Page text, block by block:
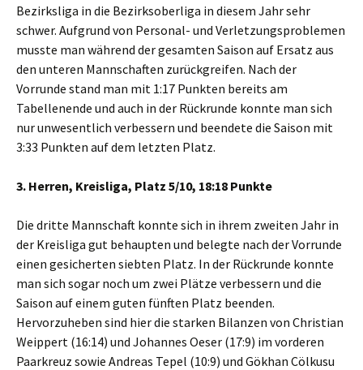
Bezirksliga in die Bezirksoberliga in diesem Jahr sehr
schwer. Aufgrund von Personal- und Verletzungsproblemen
musste man während der gesamten Saison auf Ersatz aus
den unteren Mannschaften zurückgreifen. Nach der
Vorrunde stand man mit 1:17 Punkten bereits am
Tabellenende und auch in der Rückrunde konnte man sich
nur unwesentlich verbessern und beendete die Saison mit
3:33 Punkten auf dem letzten Platz.
3. Herren, Kreisliga, Platz 5/10, 18:18 Punkte
Die dritte Mannschaft konnte sich in ihrem zweiten Jahr in
der Kreisliga gut behaupten und belegte nach der Vorrunde
einen gesicherten siebten Platz. In der Rückrunde konnte
man sich sogar noch um zwei Plätze verbessern und die
Saison auf einem guten fünften Platz beenden.
Hervorzuheben sind hier die starken Bilanzen von Christian
Weippert (16:14) und Johannes Oeser (17:9) im vorderen
Paarkreuz sowie Andreas Tepel (10:9) und Gökhan Cölkusu